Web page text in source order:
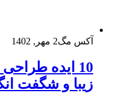
آکس مگ2 مهر, 1402
10 ایده
زیبا و شگفت